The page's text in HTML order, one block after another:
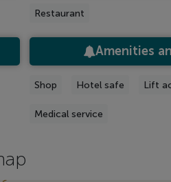
Restaurant
Amenities
Shop Hotel safe Lift
Medical service